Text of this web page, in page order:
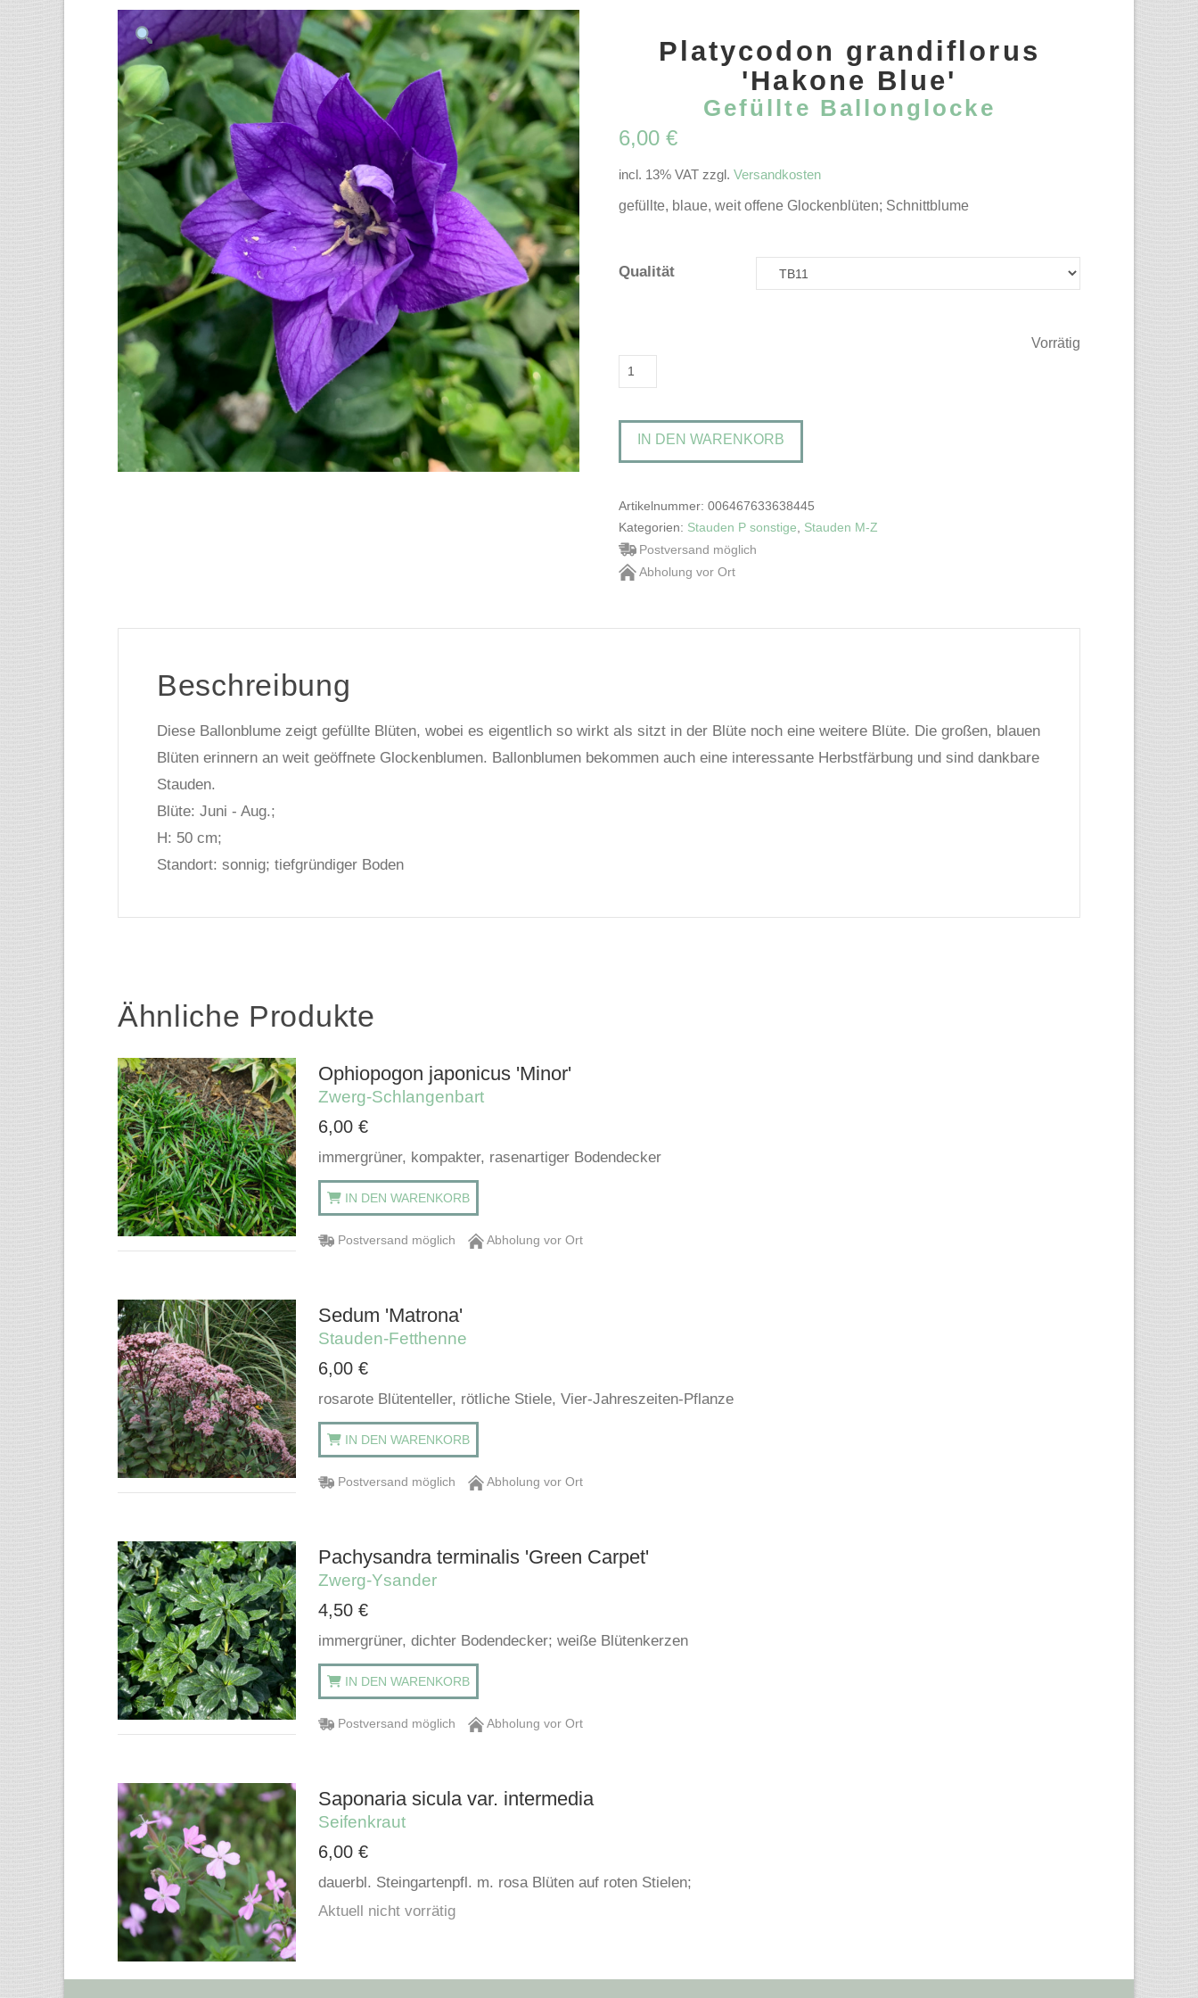
Platycodon grandiflorus
'Hakone Blue'
Gefüllte Ballonglocke
6,00 €
incl. 13% VAT zzgl. Versandkosten
gefüllte, blaue, weit offene Glockenblüten; Schnittblume
Qualität
Vorrätig
Platycodon
grandiflorus
'Hakone
Blue'Gefüllte
Menge
IN DEN WARENKORB
Artikelnummer: 006467633638445
Kategorien: Stauden P sonstige Stauden M-Z
Postversand möglich
Abholung vor Ort
Beschreibung
Diese Ballonblume zeigt gefüllte Blüten, wobei es eigentlich so wirkt als sitzt in der Blüte noch eine weitere Blüte. Die großen, blauen
Blüten erinnern an weit geöffnete Glockenblumen. Ballonblumen bekommen auch eine interessante Herbstfärbung und sind dankbare
Stauden.
Blüte: Juni - Aug.;
H: 50 cm;
Standort: sonnig; tiefgründiger Boden
Ähnliche Produkte
Ophiopogon japonicus 'Minor'
Zwerg-Schlangenbart
6,00 €
immergrüner, kompakter, rasenartiger Bodendecker
IN DEN WARENKORB
Postversand möglich Abholung vor Ort
Sedum 'Matrona'
Stauden-Fetthenne
6,00 €
rosarote Blütenteller, rötliche Stiele, Vier-Jahreszeiten-Pflanze
IN DEN WARENKORB
Postversand möglich Abholung vor Ort
Pachysandra terminalis 'Green Carpet'
Zwerg-Ysander
4,50 €
immergrüner, dichter Bodendecker; weiße Blütenkerzen
IN DEN WARENKORB
Postversand möglich Abholung vor Ort
Saponaria sicula var. intermedia
Seifenkraut
6,00 €
dauerbl. Steingartenpfl. m. rosa Blüten auf roten Stielen;
Aktuell nicht vorrätig